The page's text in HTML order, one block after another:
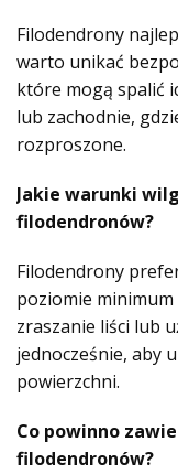
Filodendrony
warto unikać
które mogą spalić
lub zachodnie,
rozproszone.
Jakie warunki
filodendronów?
Filodendrony
poziomie
zraszanie liści lub
jednocześnie, aby
powierzchni.
Co powinno
filodendronów?